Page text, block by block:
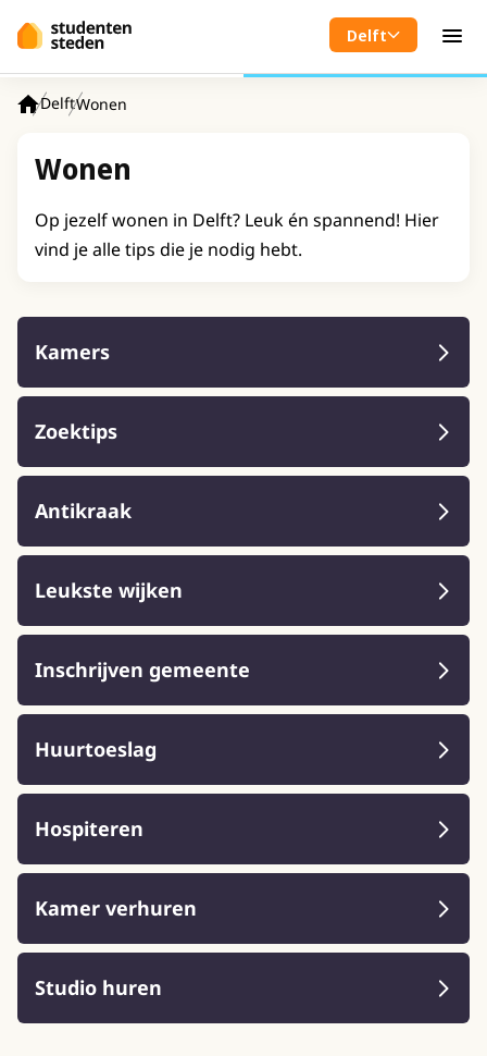
Delft
DelftWonen
Wonen
Op jezelf wonen in Delft? Leuk én spannend! Hier
vind je alle tips die je nodig hebt.
Kamers
Zoektips
Antikraak
Leukste wijken
Inschrijven gemeente
Huurtoeslag
Hospiteren
Kamer verhuren
Studio huren